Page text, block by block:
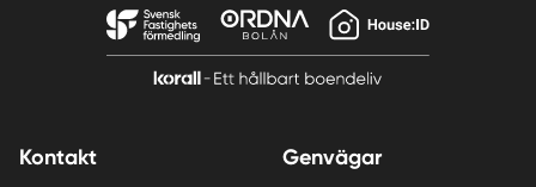
Kontakt Genvägar